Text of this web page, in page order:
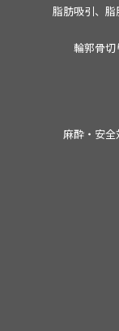
脂肪吸引、脂
輪郭骨切
麻酔・安全